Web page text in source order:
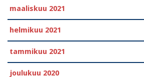
maaliskuu 2021
helmikuu 2021
tammikuu 2021
joulukuu 2020